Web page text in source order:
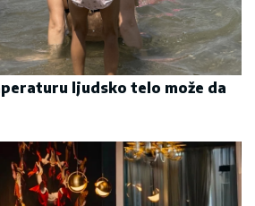
ljudsko telo može da